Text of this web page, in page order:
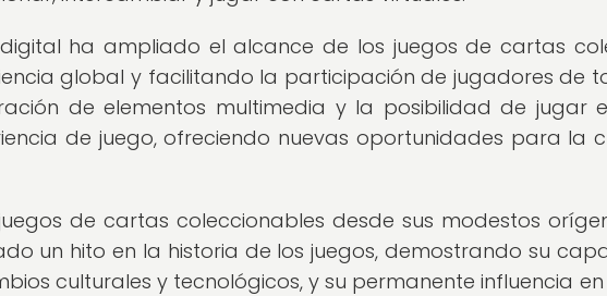
ha ampliado el alcance de los juegos de cartas
global y facilitando la participación de jugadores de
de elementos multimedia y la posibilidad de jugar
de juego, ofreciendo nuevas oportunidades para la
de cartas coleccionables desde sus modestos
un hito en la historia de los juegos, demostrando su
culturales y tecnológicos, y su permanente influencia